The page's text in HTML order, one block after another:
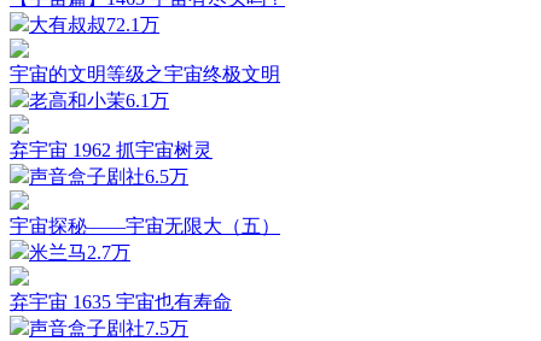
大有叔叔72.1万
宇宙的文明等级之宇宙终极文明
老高和小茉6.1万
弃宇宙 1962 抓宇宙树灵
声音盒子剧社6.5万
宇宙探秘——宇宙无限大（五）
米兰马2.7万
弃宇宙 1635 宇宙也有寿命
声音盒子剧社7.5万